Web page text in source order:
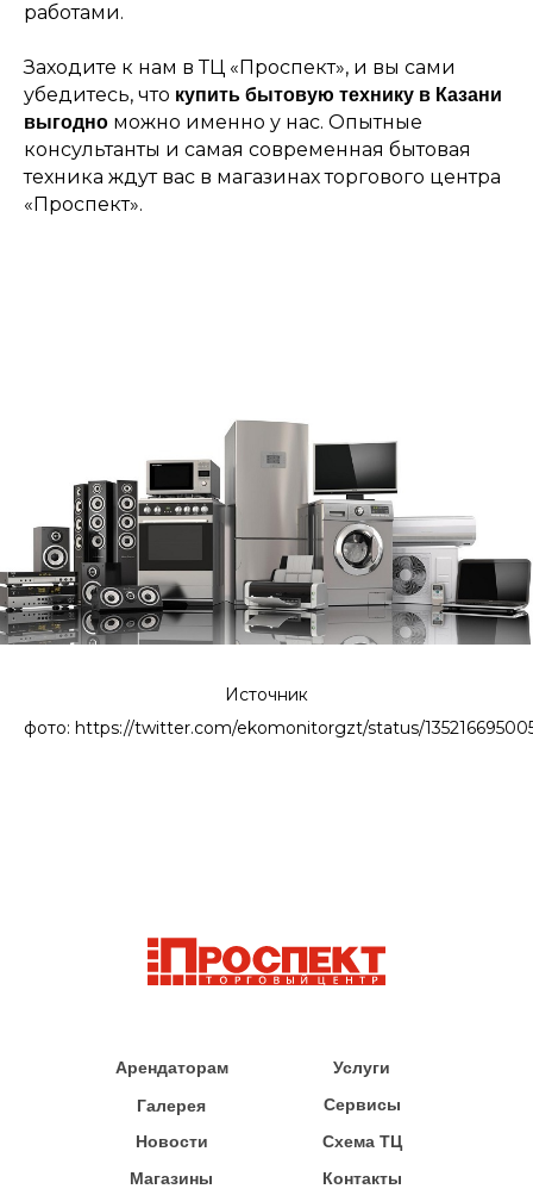
работами.
Заходите к нам в ТЦ «Проспект», и вы сами
убедитесь, что купить бытовую технику в Казани
выгодно можно именно у нас. Опытные
консультанты и самая современная бытовая
техника ждут вас в магазинах торгового центра
«Проспект».
Источник
фото: https://twitter.com/ekomonitorgzt/status/
Арендаторам
Магазины
Услуги
Сервисы
Схема ТЦ
Новости
Галерея
Контакты